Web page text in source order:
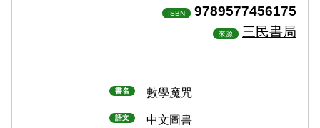
ISBN 9789577456175
來源 三民書局
書名 數學魔咒
語文 中文圖書